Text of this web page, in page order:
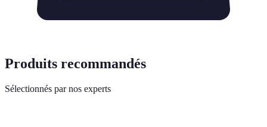
Produits recommandés
Sélectionnés par nos experts